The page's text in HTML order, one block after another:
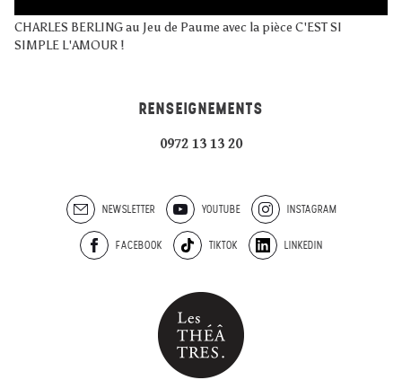
CHARLES BERLING au Jeu de Paume avec la pièce C'EST SI
SIMPLE L'AMOUR !
RENSEIGNEMENTS
0972 13 13 20
NEWSLETTER YOUTUBE INSTAGRAM
FACEBOOK TIKTOK LINKEDIN